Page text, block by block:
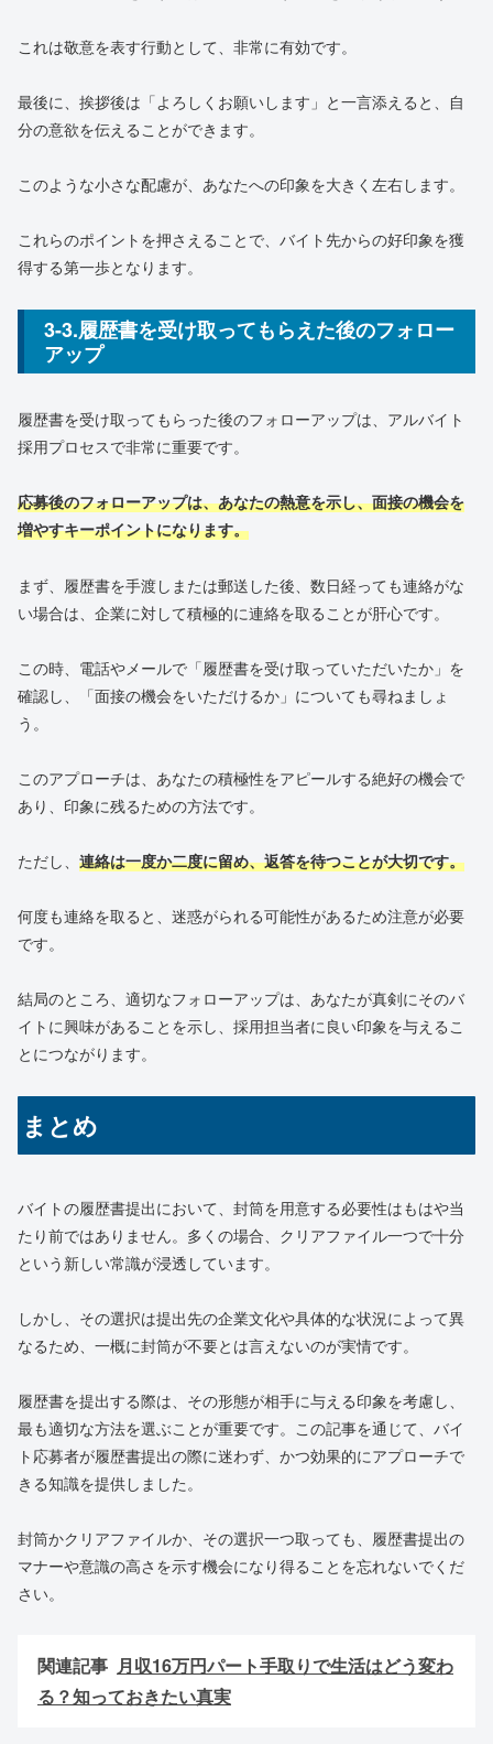
これは敬意を表す行動として、非常に有効です。
最後に、挨拶後は「よろしくお願いします」と一言添えると、自
分の意欲を伝えることができます。
このような小さな配慮が、あなたへの印象を大きく左右します。
これらのポイントを押さえることで、バイト先からの好印象を獲
得する第一歩となります。
3-3.履歴書を受け取ってもらえた後のフォロー
アップ
履歴書を受け取ってもらった後のフォローアップは、アルバイト
採用プロセスで非常に重要です。
応募後のフォローアップは、あなたの熱意を示し、面接の機会を
増やすキーポイントになります。
まず、履歴書を手渡しまたは郵送した後、数日経っても連絡がな
い場合は、企業に対して積極的に連絡を取ることが肝心です。
この時、電話やメールで「履歴書を受け取っていただいたか」を
確認し、「面接の機会をいただけるか」についても尋ねましょ
う。
このアプローチは、あなたの積極性をアピールする絶好の機会で
あり、印象に残るための方法です。
ただし、 連絡は一度か二度に留め、返答を待つことが大切です。
何度も連絡を取ると、迷惑がられる可能性があるため注意が必要
です。
結局のところ、適切なフォローアップは、あなたが真剣にそのバ
イトに興味があることを示し、採用担当者に良い印象を与えるこ
とにつながります。
まとめ
バイトの履歴書提出において、封筒を用意する必要性はもはや当
たり前ではありません。多くの場合、クリアファイル一つで十分
という新しい常識が浸透しています。
しかし、その選択は提出先の企業文化や具体的な状況によって異
なるため、一概に封筒が不要とは言えないのが実情です。
履歴書を提出する際は、その形態が相手に与える印象を考慮し、
最も適切な方法を選ぶことが重要です。この記事を通じて、バイ
ト応募者が履歴書提出の際に迷わず、かつ効果的にアプローチで
きる知識を提供しました。
封筒かクリアファイルか、その選択一つ取っても、履歴書提出の
マナーや意識の高さを示す機会になり得ることを忘れないでくだ
さい。
関連記事 月収16万円パート手取りで生活はどう変わ
る？知っておきたい真実